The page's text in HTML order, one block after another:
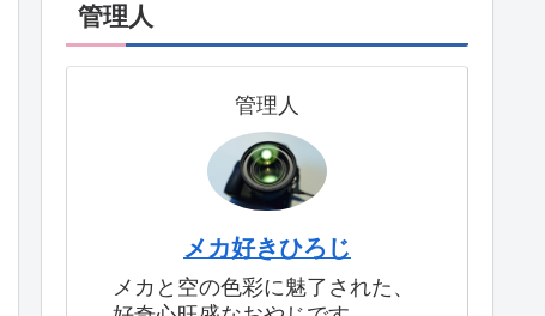
管理人
管理人
メカ好きひろじ
メカと空の色彩に魅了された、